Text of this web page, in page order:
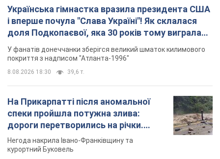
Українська гімнастка вразила президента США
і вперше почула "Слава Україні"! Як склалася
доля Подкопаєвої, яка 30 років тому виграла
"золото" Олімпіади
У фанатів донеччанки зберігся великий шматок килимового
покриття з надписом "Атланта-1996"
8.08.2026 18:30 39,6 т.
На Прикарпатті після аномальної
спеки пройшла потужна злива:
дороги перетворились на річки.
Відео
Негода накрила Івано-Франківщину та
курортний Буковель